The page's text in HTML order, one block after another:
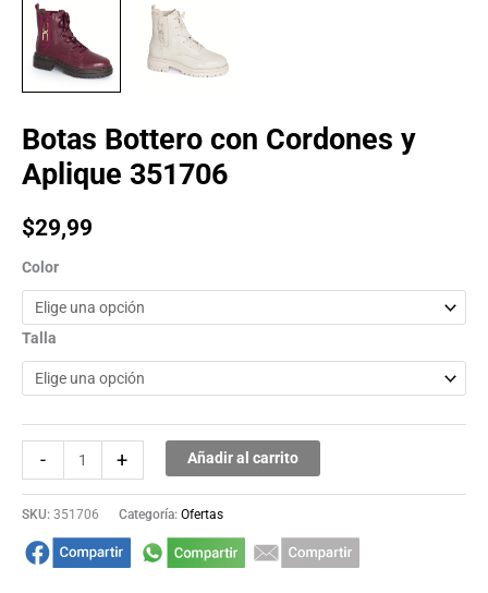
Botas Bottero con Cordones y
Aplique 351706
$29,99
Color
Talla
- + Añadir al carrito
SKU: 351706 Categoría: Ofertas